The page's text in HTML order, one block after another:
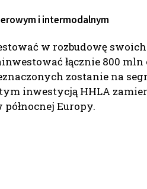
i intermodalnym
w rozbudowę
łącznie 800 mln
zostanie na
inwestycją HHLA
Europy.